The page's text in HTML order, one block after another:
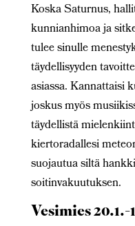
Koska Saturnus,
kunnianhimoa ja
tulee sinulle
täydellisyyden
asiassa. Kannattaisi
joskus myös
täydellistä
kiertoradallesi
suojautua siltä
soitinvakuutuksen.
Vesimies 20.1.-